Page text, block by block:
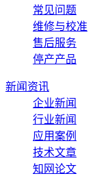
常见问题
维修与校准
售后服务
停产产品
新闻资讯
企业新闻
行业新闻
应用案例
技术文章
知网论文